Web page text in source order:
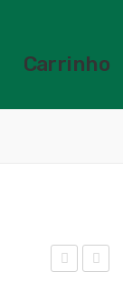
Carrinho